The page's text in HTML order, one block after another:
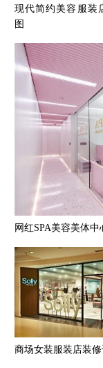
现代简约美容服装
图
网红SPA美容美体中
商场女装服装店装修